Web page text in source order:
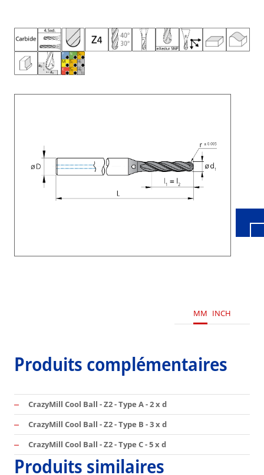
MM INCH
Produits complémentaires
CrazyMill Cool Ball - Z2 - Type A - 2 x d
CrazyMill Cool Ball - Z2 - Type B - 3 x d
CrazyMill Cool Ball - Z2 - Type C - 5 x d
Produits similaires